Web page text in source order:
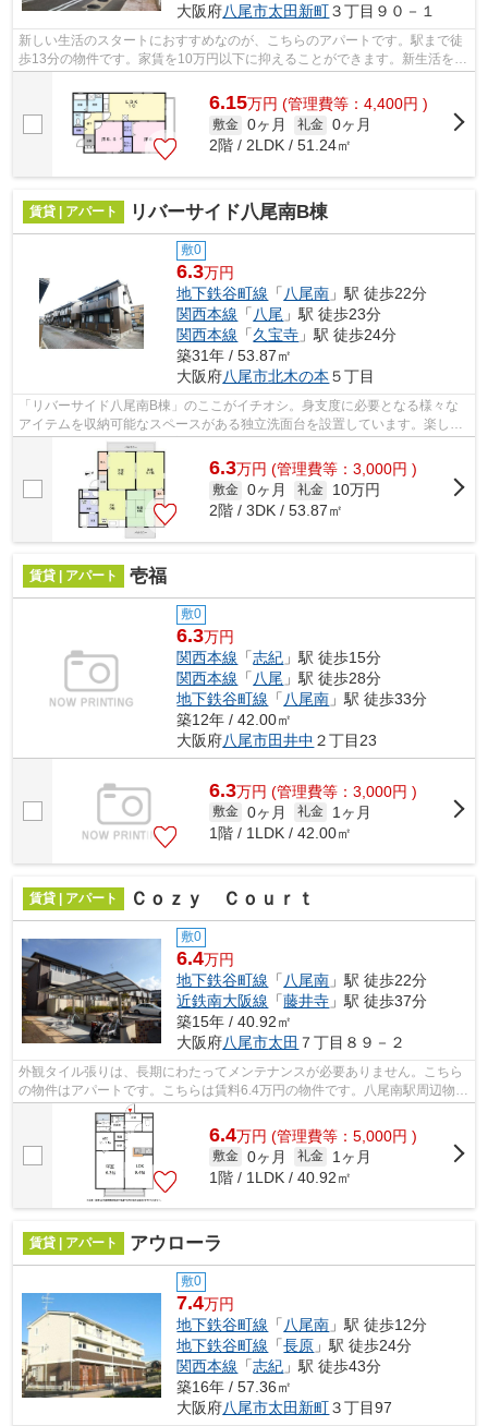
大阪府八尾市太田新町３丁目９０－１
新しい生活のスタートにおすすめなのが、こちらのアパートです。駅まで徒
歩13分の物件です。家賃を10万円以下に抑えることができます。新生活を失
敗せず、スタートさせたいならこちら...
6.15万円 (管理費等：4,400円 )
敷金 0ヶ月 礼金 0ヶ月
2階 / 2LDK / 51.24㎡
賃貸 | アパート リバーサイド八尾南B棟
敷0
6.3万円
地下鉄谷町線 「八尾南 」駅 徒歩22分
関西本線 「八尾 」駅 徒歩23分
関西本線 「久宝寺 」駅 徒歩24分
築31年 / 53.87㎡
大阪府八尾市北木の本 ５丁目
「リバーサイド八尾南B棟」のここがイチオシ。身支度に必要となる様々な
アイテムを収納可能なスペースがある独立洗面台を設置しています。楽しい
チャンネル満載のCATV対応物件です。新...
6.3万円 (管理費等：3,000円 )
敷金 0ヶ月 礼金
10万円
2階 / 3DK / 53.87㎡
賃貸 | アパート 壱福
敷0
6.3万円
関西本線 「志紀 」駅 徒歩15分
関西本線 「八尾 」駅 徒歩28分
地下鉄谷町線 「八尾南 」駅 徒歩33分
築12年 / 42.00㎡
大阪府八尾市田井中 ２丁目23
6.3万円 (管理費等：3,000円 )
敷金 0ヶ月 礼金
1ヶ月
1階 / 1LDK / 42.00㎡
賃貸 | アパート Ｃｏｚｙ Ｃｏｕｒｔ
敷0
6.4万円
地下鉄谷町線 「 八尾南 」駅 徒歩22分
近鉄南大阪線 「藤井寺 」駅 徒歩37分
築15年 / 40.92㎡
大阪府八尾市太田 ７丁目８９－２
外観タイル張りは、長期にわたってメンテナンスが必要ありません。こちら
の物件はアパートです。こちらは賃料6.4万円の物件です。八尾南駅周辺物
件：Cozy Court。テム・ホームの物件...
6.4万円 (管理費等：5,000円 )
敷金 0ヶ月 礼金
1ヶ月
1階 / 1LDK / 40.92㎡
賃貸 | アパート アウローラ
敷0
7.4万円
地下鉄谷町線 「 八尾南 」駅 徒歩12分
地下鉄谷町線 「長原 」駅 徒歩24分
関西本線 「志紀 」駅 徒歩43分
築16年 / 57.36㎡
大阪府八尾市太田新町３丁目97